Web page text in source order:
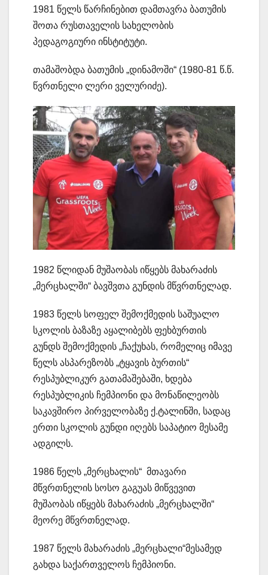
1981 წელს წარჩინებით დამთავრა ბათუმის
შოთა რუსთაველის სახელობის
პედაგოგიური ინსტიტუტი.
თამაშობდა ბათუმის „დინამოში“ (1980-81 წ.წ.
წვრთნელი ლერი ველურიძე).
1982 წლიდან მუშაობას იწყებს მახარაძის
„მერცხალში“ ბავშვთა გუნდის მწვრთნელად.
1983 წელს სოფელ შემოქმედის საშუალო
სკოლის ბაზაზე აყალიბებს ფეხბურთის
გუნდს შემოქმედის „ჩაქუხას, რომელიც იმავე
წელს ასპარეზობს „ტყავის ბურთის“
რესპუბლიკურ გათამაშებაში, ხდება
რესპუბლიკის ჩემპიონი და მონაწილეობს
საკავშირო პირველობაზე ქ.ტალინში, სადაც
ერთი სკოლის გუნდი იღებს საპატიო მესამე
ადგილს.
1986 წელს „მერცხალის“ მთავარი
მწვრთნელის სოსო გაგუას მიწვევით
მუშაობას იწყებს მახარაძის „მერცხალში“
მეორე მწვრთნელად.
1987 წელს მახარაძის „მერცხალი“მესამედ
გახდა საქართველოს ჩემპიონი.